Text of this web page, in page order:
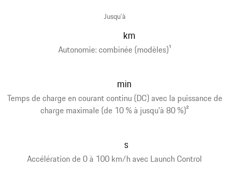
Autonomie: combinée (modèles)1
Jusqu’à
km
Temps de charge en courant continu (DC) avec la puissance de
charge maximale (de 10 % à jusqu'à 80 %)2
min
Accélération de 0 à 100 km/h avec Launch Control
s